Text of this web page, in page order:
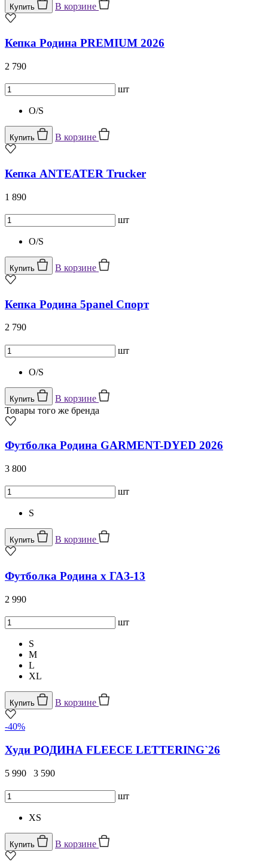
Купить В корзине
Кепка Родина PREMIUM 2026
2 790
шт
O/S
Купить В корзине
Кепка ANTEATER Trucker
1 890
шт
O/S
Купить В корзине
Кепка Родина 5panel Спорт
2 790
шт
O/S
Купить
В корзине
Товары того же бренда
Футболка Родина GARMENT-DYED 2026
3 800
шт
S
Купить В корзине
Футболка Родина x ГАЗ-13
2 990
шт
S
M
L
XL
Купить В корзине
-40%
Худи РОДИНА FLEECE LETTERING`26
5 990 3 590
шт
XS
Купить В корзине